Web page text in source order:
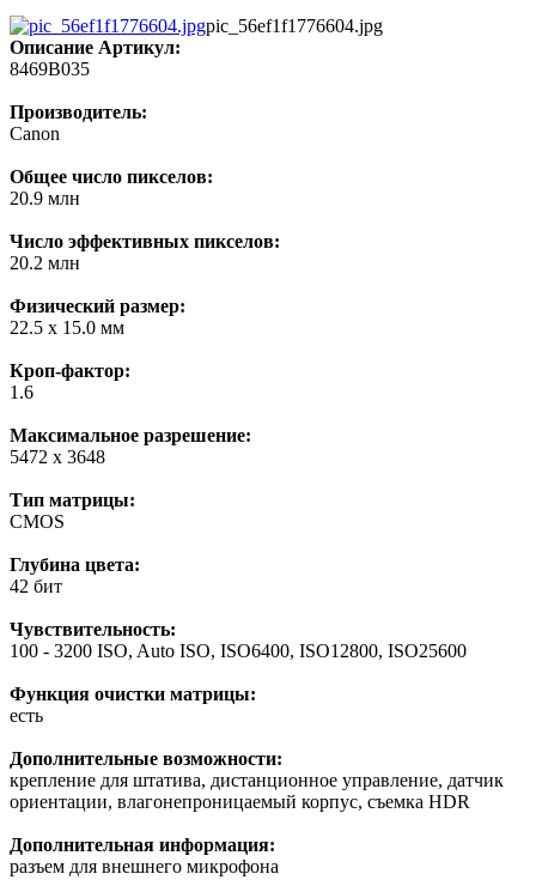
pic_56ef1f1776604.jpg
Описание Артикул:
8469B035
Производитель:
Canon
Общее число пикселов:
20.9 млн
Число эффективных пикселов:
20.2 млн
Физический размер:
22.5 x 15.0 мм
Кроп-фактор:
1.6
Максимальное разрешение:
5472 x 3648
Тип матрицы:
CMOS
Глубина цвета:
42 бит
Чувствительность:
100 - 3200 ISO, Auto ISO, ISO6400, ISO12800, ISO25600
Функция очистки матрицы:
есть
Дополнительные возможности:
крепление для штатива, дистанционное управление, датчик
ориентации, влагонепроницаемый корпус, cъемка HDR
Дополнительная информация:
разъем для внешнего микрофона